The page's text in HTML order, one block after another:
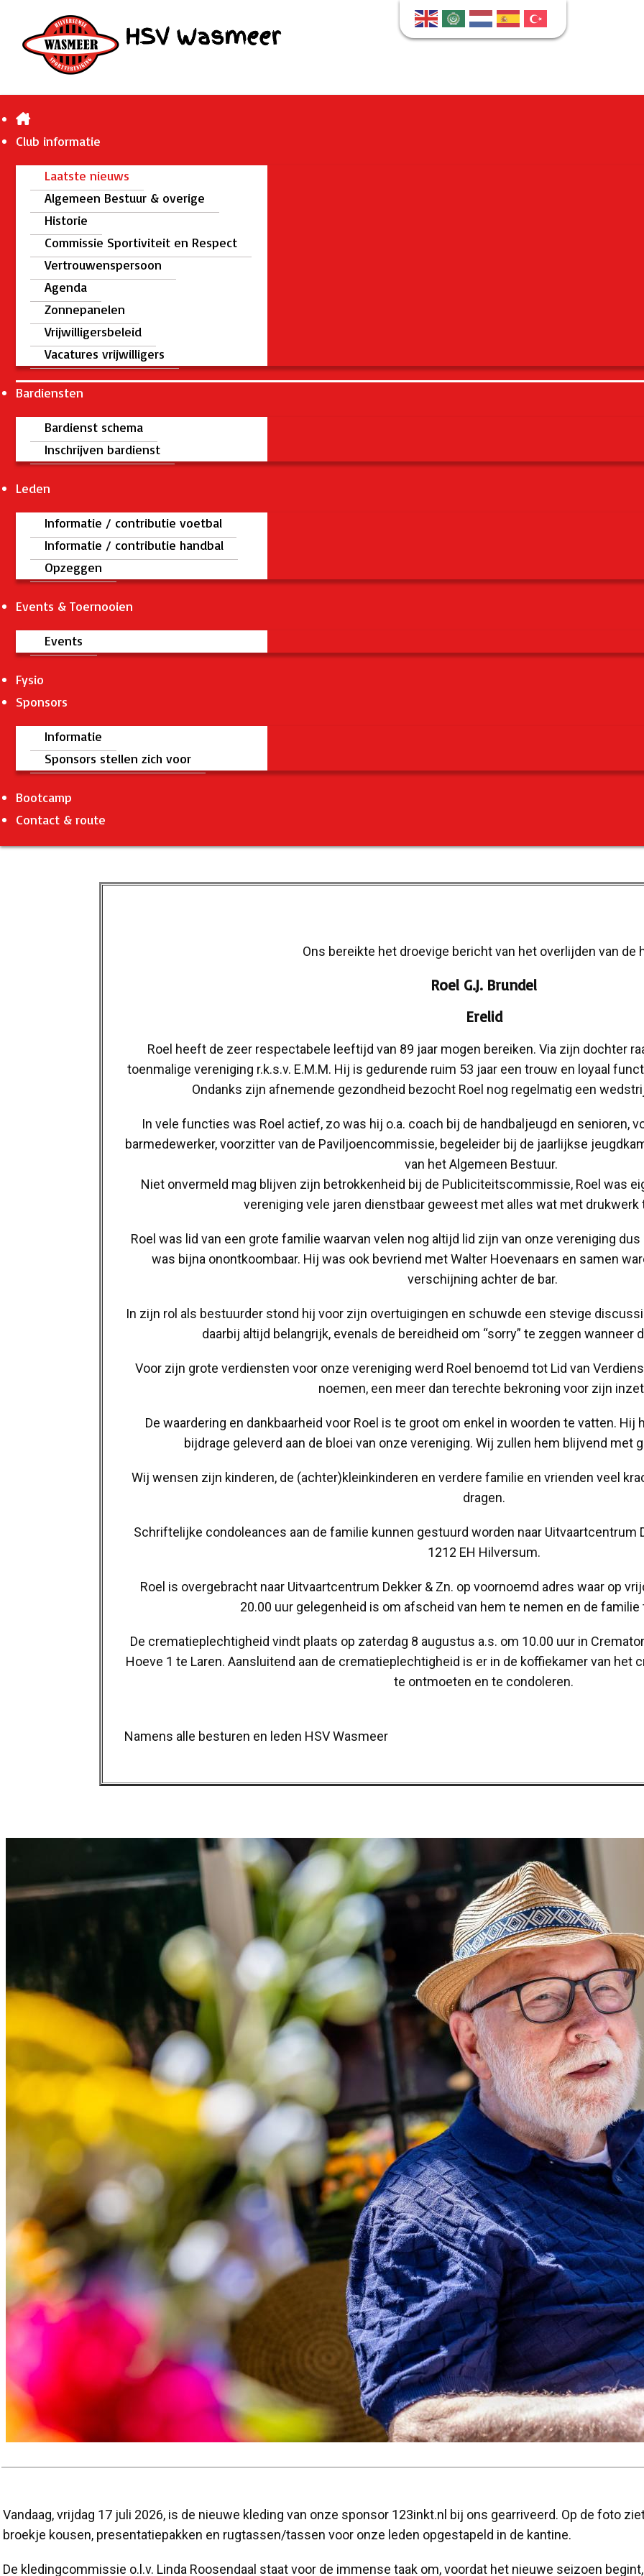
Club informatie
Laatste nieuws
Algemeen Bestuur & overige
Historie
Commissie Sportiviteit en Respect
Vertrouwenspersoon
Agenda
Zonnepanelen
Vrijwilligersbeleid
Vacatures vrijwilligers
Bardiensten
Bardienst schema
Inschrijven bardienst
Leden
Informatie / contributie voetbal
Informatie / contributie handbal
Opzeggen
Events & Toernooien
Events
Fysio
Sponsors
Informatie
Sponsors stellen zich voor
Bootcamp
Contact & route
Ons bereikte het droevige bericht van het overlijden van de
Roel G.J. Brundel
Erelid
Roel heeft de zeer respectabele leeftijd van 89 jaar mogen bereiken. Via zijn dochter
toenmalige vereniging r.k.s.v. E.M.M. Hij is gedurende ruim 53 jaar een trouw en loyaal
Ondanks zijn afnemende gezondheid bezocht Roel nog regelmatig een
In vele functies was Roel actief, zo was hij o.a. coach bij de handbaljeugd en senioren,
barmedewerker, voorzitter van de Paviljoencommissie, begeleider bij de jaarlijkse
van het Algemeen Bestuur.
Niet onvermeld mag blijven zijn betrokkenheid bij de Publiciteitscommissie, Roel was
vereniging vele jaren dienstbaar geweest met alles wat met drukwerk
Roel was lid van een grote familie waarvan velen nog altijd lid zijn van onze vereniging
was bijna onontkoombaar. Hij was ook bevriend met Walter Hoevenaars en samen
verschijning achter de bar.
In zijn rol als bestuurder stond hij voor zijn overtuigingen en schuwde een stevige
daarbij altijd belangrijk, evenals de bereidheid om “sorry” te zeggen wanneer
Voor zijn grote verdiensten voor onze vereniging werd Roel benoemd tot Lid van
noemen, een meer dan terechte bekroning voor zijn
De waardering en dankbaarheid voor Roel is te groot om enkel in woorden te vatten.
bijdrage geleverd aan de bloei van onze vereniging. Wij zullen hem blijvend met
Wij wensen zijn kinderen, de (achter)kleinkinderen en verdere familie en vrienden veel
dragen.
Schriftelijke condoleances aan de familie kunnen gestuurd worden naar Uitvaartcentrum
1212 EH Hilversum.
Roel is overgebracht naar Uitvaartcentrum Dekker & Zn. op voornoemd adres waar op
20.00 uur gelegenheid is om afscheid van hem te nemen en de
De crematieplechtigheid vindt plaats op zaterdag 8 augustus a.s. om 10.00 uur in
Hoeve 1 te Laren. Aansluitend aan de crematieplechtigheid is er in de koffiekamer van het
te ontmoeten en te condoleren.
Namens alle besturen en leden HSV Wasmeer
Vandaag, vrijdag 17 juli 2026, is de nieuwe kleding van onze sponsor 123inkt.nl bij ons gearriveerd. Op de foto
broekje kousen, presentatiepakken en rugtassen/tassen voor onze leden opgestapeld in de kantine.
De kledingcommissie o.l.v. Linda Roosendaal staat voor de immense taak om, voordat het nieuwe seizoen